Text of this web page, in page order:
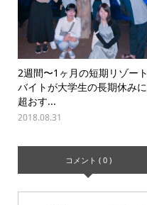
2週間〜1ヶ月の短期リゾート
バイトが大学生の長期休みに
超おす...
2018.08.31
コメント ( 0 )